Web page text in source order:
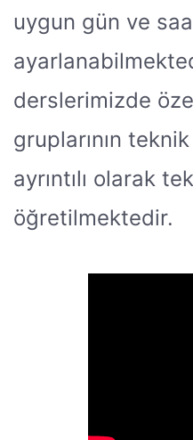
uygun gün ve
derslerimizde
gruplarının
ayrıntılı olarak
öğretilmektedir.